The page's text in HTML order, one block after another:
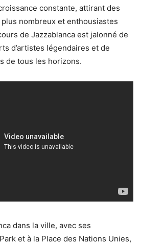
constante, attirant des
nombreux et enthousiastes
de Jazzablanca est jalonné de
d’artistes légendaires et de
de tous les horizons.
dans la ville, avec ses
et à la Place des Nations Unies,